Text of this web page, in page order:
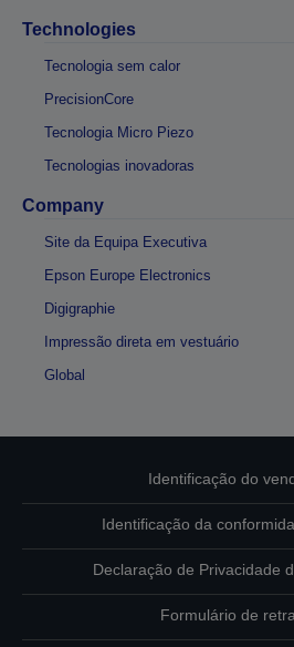
Technologies
Tecnologia sem calor
PrecisionCore
Tecnologia Micro Piezo
Tecnologias inovadoras
Company
Site da Equipa Executiva
Epson Europe Electronics
Digigraphie
Impressão direta em vestuário
Global
Identificação do
Identificação da
Declaração de Privacidade
Formulário de